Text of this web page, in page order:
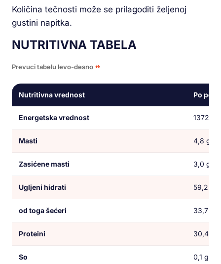
Količina tečnosti može se prilagoditi željenoj
gustini napitka.
NUTRITIVNA TABELA
Prevuci tabelu levo-desno
Nutritivna vrednost Po
Energetska vrednost 1372,8
Masti 4,8 g
Zasićene masti 3,0 g
Ugljeni hidrati 59,2 g
od toga šećeri 33,7 g
Proteini 30,4 g
So 0,1 g